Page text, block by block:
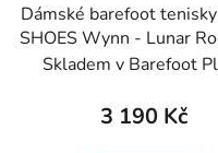
Dámské barefoot
SHOES Wynn - Lunar
světle šedá/vínová
Skladem v Barefoot
3 190 Kč